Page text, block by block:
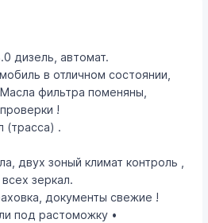
дизель, автомат.
в отличном состоянии,
фильтра поменяны,
!
(трасса) .
двух зоный климат контроль ,
зеркал.
документы свежие !
под растоможку •